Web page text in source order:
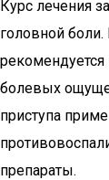
Курс лечения
головной
болевых
приступа
препараты.